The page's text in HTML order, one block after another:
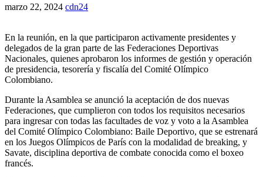
marzo 22, 2024 cdn24
En la reunión, en la que participaron activamente presidentes y
delegados de la gran parte de las Federaciones Deportivas
Nacionales, quienes aprobaron los informes de gestión y operación
de presidencia, tesorería y fiscalía del Comité Olímpico
Colombiano.
Durante la Asamblea se anunció la aceptación de dos nuevas
Federaciones, que cumplieron con todos los requisitos necesarios
para ingresar con todas las facultades de voz y voto a la Asamblea
del Comité Olímpico Colombiano: Baile Deportivo, que se estrenará
en los Juegos Olímpicos de París con la modalidad de breaking, y
Savate, disciplina deportiva de combate conocida como el boxeo
francés.